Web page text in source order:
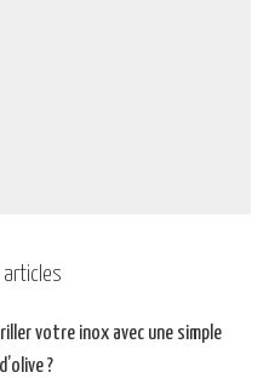
articles
votre inox avec une simple
?